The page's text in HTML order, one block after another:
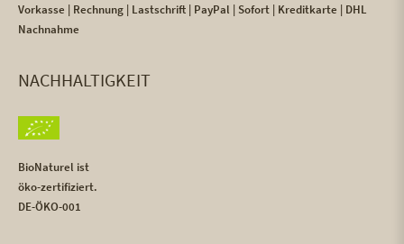
Vorkasse | Rechnung | Lastschrift | PayPal | Sofort | Kreditkarte | DHL
Nachnahme
NACHHALTIGKEIT
BioNaturel ist
öko-zertifiziert.
DE-ÖKO-001